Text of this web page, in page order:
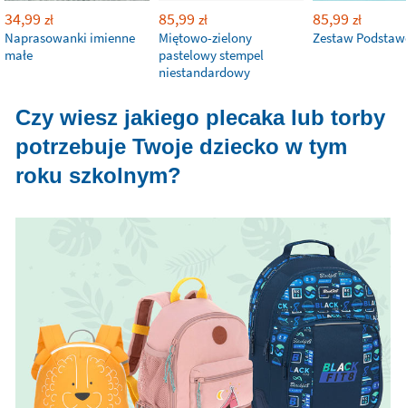
34,99 zł
Naprasowanki imienne
małe
85,99 zł
Miętowo-zielony
pastelowy stempel
niestandardowy
85,99 zł
Zestaw
Czy wiesz jakiego plecaka lub torby
potrzebuje Twoje dziecko w tym
roku szkolnym?